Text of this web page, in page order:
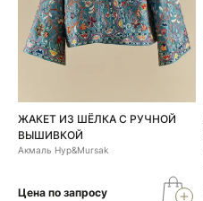
ЖАКЕТ ИЗ ШЁЛКА С РУЧНОЙ
ВЫШИВКОЙ
Акмаль Нур&Mursak
Цена по запросу